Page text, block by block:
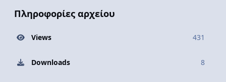
Πληροφορίες αρχείου
Views 431
Downloads 8